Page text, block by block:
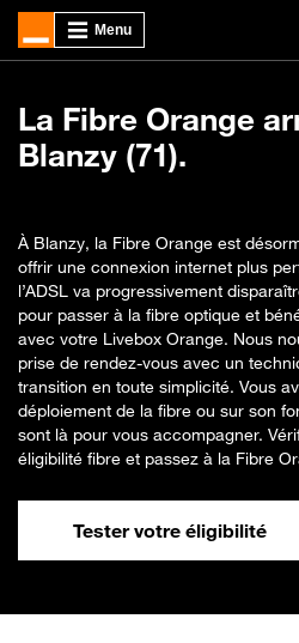
La Fibre Orange
Blanzy (71).
À Blanzy, la Fibre Orange est
offrir une connexion internet plus
l’ADSL va progressivement
pour passer à la fibre optique et
avec votre Livebox Orange. Nous
prise de rendez-vous avec un
transition en toute simplicité. Vous
déploiement de la fibre ou sur son
sont là pour vous accompagner.
éligibilité fibre et passez à la Fibre
Tester votre éligibilité